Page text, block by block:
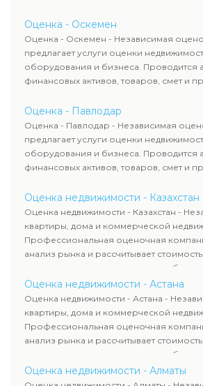
оценка животных и недропользования.
определяют рыночную стоимость
рассчитывают ущерб. Все отчеты
требованиям законодательства и
сделок, кредитования и судебных
Оценка - Оскемен
Оценка - Оскемен - Независимая
предлагает услуги оценки
оборудования и бизнеса. Проводится
финансовых активов, товаров, смет и
оценка животных и недропользования.
определяют рыночную стоимость
рассчитывают ущерб. Все отчеты
требованиям законодательства и
сделок, кредитования и судебных
Оценка - Павлодар
Оценка - Павлодар - Независимая
предлагает услуги оценки
оборудования и бизнеса. Проводится
финансовых активов, товаров, смет и
оценка животных и недропользования.
определяют рыночную стоимость
рассчитывают ущерб. Все отчеты
требованиям законодательства и
сделок, кредитования и судебных
Оценка недвижимости - Казахстан
Оценка недвижимости - Казахстан -
квартиры, дома и коммерческой
Профессиональная оценочная
анализ рынка и рассчитывает
продажи, ипотеки, аренды и судебных
недвижимости включает современные
гарантирует объективные результаты.
используются для банков, судов и
всему Казахстану.
Оценка недвижимости - Астана
Оценка недвижимости - Астана -
квартиры, дома и коммерческой
Профессиональная оценочная
анализ рынка и рассчитывает
продажи, ипотеки, аренды и судебных
недвижимости включает современные
гарантирует объективные результаты.
Оценка недвижимости - Алматы